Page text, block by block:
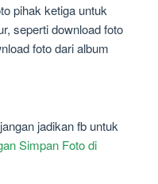
pihak ketiga untuk
seperti download foto
foto dari album
jadikan fb untuk
Simpan Foto di